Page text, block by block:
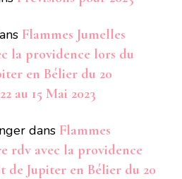
Flammes Jumelles
la providence lors du
en Bélier du 20
au 15 Mai 2023
dans Flammes
rdv avec la providence
de Jupiter en Bélier du 20